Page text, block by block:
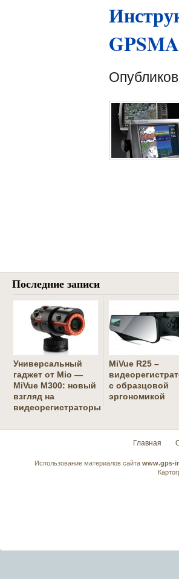
Последние записи
Универсальный
гаджет от Mio —
MiVue M300: новый
взгляд на
видеорегистраторы
MiVue R25 –
с образцовой
эргономикой
Главная
Использование материалов сайта www.gps-